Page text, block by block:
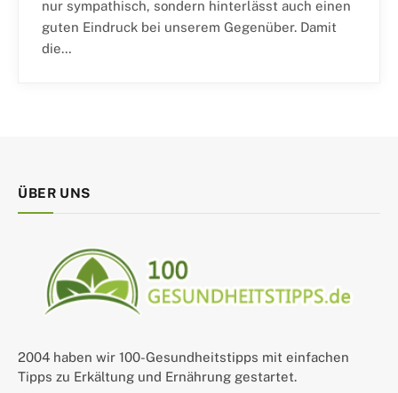
nur sympathisch, sondern hinterlässt auch einen
guten Eindruck bei unserem Gegenüber. Damit
die…
ÜBER UNS
2004 haben wir 100-Gesundheitstipps mit einfachen
Tipps zu Erkältung und Ernährung gestartet.